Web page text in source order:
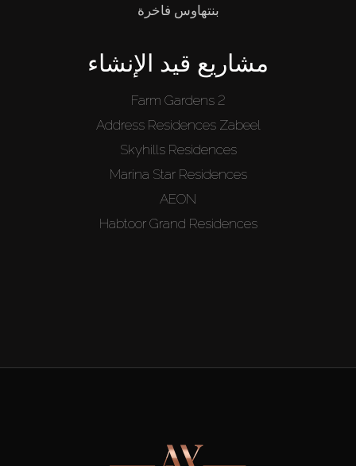
بنتهاوس فاخرة
مشاريع قيد الإنشاء
Farm Gardens 2
Address Residences Zabeel
Skyhills Residences
Marina Star Residences
AEON
Habtoor Grand Residences